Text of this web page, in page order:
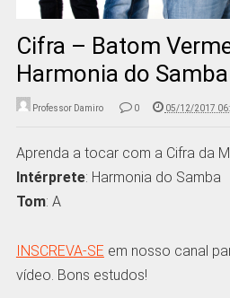
Cifra – Batom
Harmonia do Samba
Professor Damiro 0 05/12/2017
Aprenda a tocar com a Cifra da
Intérprete: Harmonia do Samba
Tom: A
INSCREVA-SE em nosso canal
vídeo. Bons estudos!